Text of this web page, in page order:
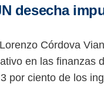
desecha
Córdova
en las finanzas
por ciento de los